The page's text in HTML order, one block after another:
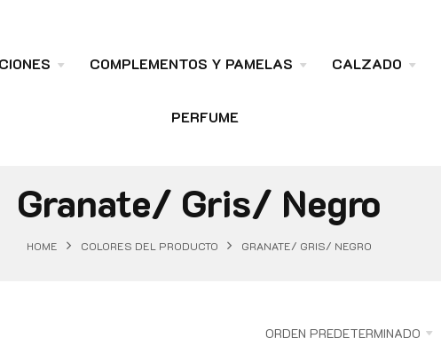
COMPLEMENTOS Y PAMELAS CALZADO
PERFUME
Granate/ Gris/ Negro
HOME COLORES DEL PRODUCTO GRANATE/ GRIS/ NEGRO
ORDEN PREDETERMINADO